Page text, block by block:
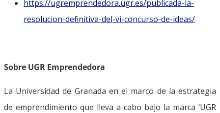
https://ugremprendedora.ugr.es/publicada-la-
resolucion-definitiva-del-vi-concurso-de-ideas/
Sobre UGR Emprendedora
La Universidad de Granada en el marco de la estrategia
de emprendimiento que lleva a cabo bajo la marca ‘UGR